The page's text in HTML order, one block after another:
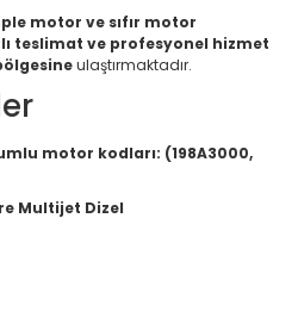
motor ve sıfır motor
teslimat ve profesyonel hizmet
ulaştırmaktadır.
motor kodları: (198A3000,
Multijet Dizel